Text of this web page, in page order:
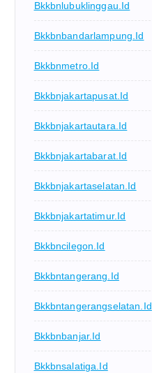
Bkkbnlubuklinggau.id
Bkkbnbandarlampung.id
Bkkbnmetro.id
Bkkbnjakartapusat.id
Bkkbnjakartautara.id
Bkkbnjakartabarat.id
Bkkbnjakartaselatan.id
Bkkbnjakartatimur.id
Bkkbncilegon.id
Bkkbntangerang.id
Bkkbntangerangselatan.id
Bkkbnbanjar.id
Bkkbnsalatiga.id